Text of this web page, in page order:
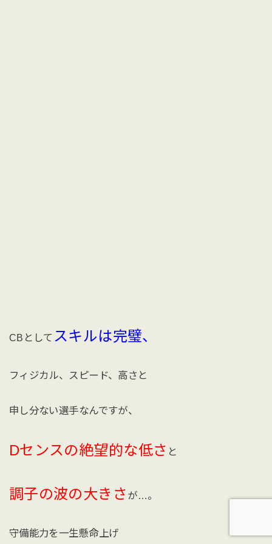
CBとして スキルは完璧、
フィジカル、スピード、高さと
申し分ない選手なんですが、
Dセンスの絶望的な低さ と
調子の波の大きさ が…。
守備能力を一生懸命上げ